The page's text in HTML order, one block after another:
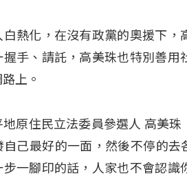
白熱化，在沒有政黨的奧援下
握手、請託，高美珠也特別善
上。
原住民立法委員參選人 高美
自己最好的一面，然後不停的
步一腳印的話，人家也不會認